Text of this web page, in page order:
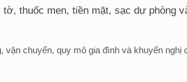
thuốc men, tiền mặt, sạc dự phòng
chuyển, quy mô gia đình và khuyến nghị